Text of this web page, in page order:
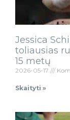
Jessica
toliausias
15 metų
2026-05-17
Skaityti »